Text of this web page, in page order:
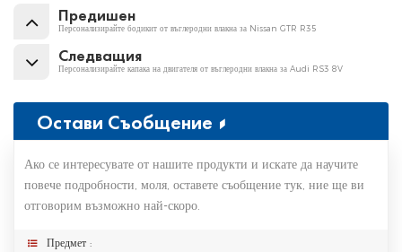
Предишен
Персонализирайте бодикит от въглеродни влакна за Nissan GTR R35
Следващия
Персонализирайте капака на двигателя от въглеродни влакна за Audi RS3 8V
Остави Съобщение
Ако се интересувате от нашите продукти и искате да научите
повече подробности, моля, оставете съобщение тук, ние ще ви
отговорим възможно най-скоро.
Предмет :